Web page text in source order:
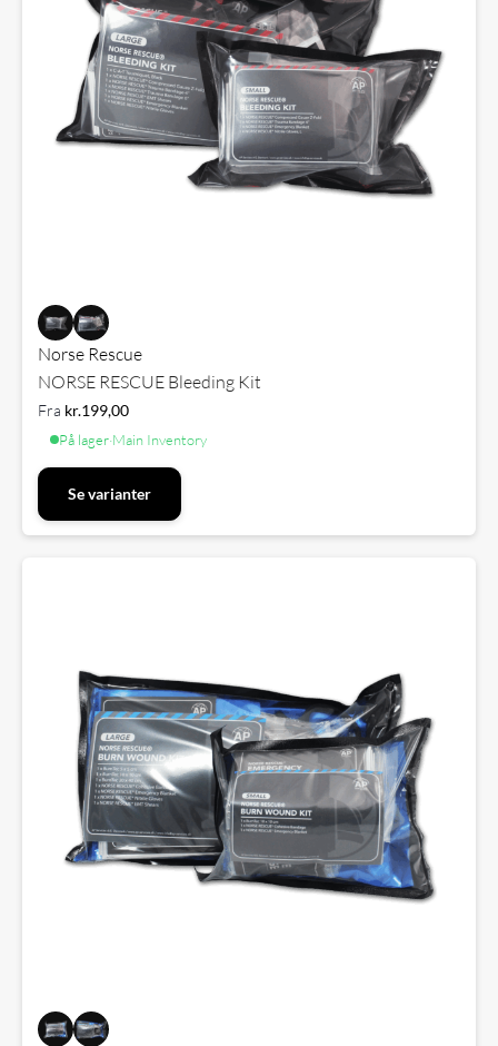
Norse Rescue
NORSE RESCUE Bleeding Kit
Fra kr.199,00
På lager·Main Inventory
Se varianter